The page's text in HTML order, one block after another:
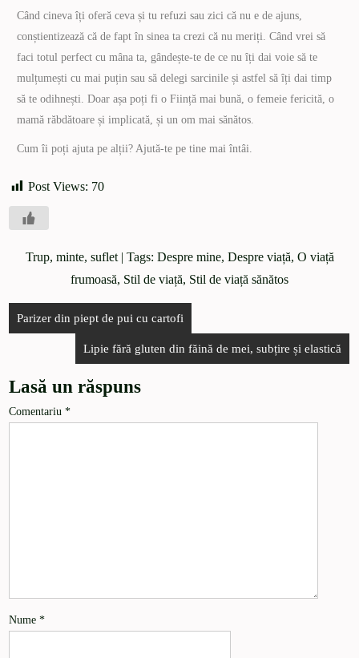
Când cineva îți oferă ceva și tu refuzi sau zici că nu e de ajuns,
conștientizează că de fapt în sinea ta crezi că nu meriți. Când vrei să
faci totul perfect cu mâna ta, gândește-te de ce nu îți dai voie să te
mulțumești cu mai puțin sau să delegi sarcinile și astfel să îți dai timp
să te odihnești. Doar așa poți fi o Ființă mai bună, o femeie fericită, o
mamă răbdătoare și implicată, și un om mai sănătos.
Cum îi poți ajuta pe alții? Ajută-te pe tine mai întâi.
Post Views: 70
Trup, minte, suflet| Tags: Despre mine, Despre viață, O viață
frumoasă, Stil de viață, Stil de viață sănătos
Parizer din piept de pui cu cartofi
Lipie fără gluten din făină de mei, subțire și elastică
Lasă un răspuns
Comentariu*
Nume*